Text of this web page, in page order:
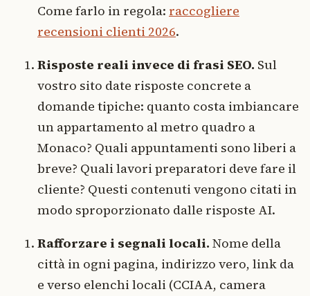
Come farlo in regola: raccogliere
recensioni clienti 2026.
Risposte reali invece di frasi SEO. Sul
vostro sito date risposte concrete a
domande tipiche: quanto costa imbiancare
un appartamento al metro quadro a
Monaco? Quali appuntamenti sono liberi a
breve? Quali lavori preparatori deve fare il
cliente? Questi contenuti vengono citati in
modo sproporzionato dalle risposte AI.
Rafforzare i segnali locali. Nome della
città in ogni pagina, indirizzo vero, link da
e verso elenchi locali (CCIAA, camera